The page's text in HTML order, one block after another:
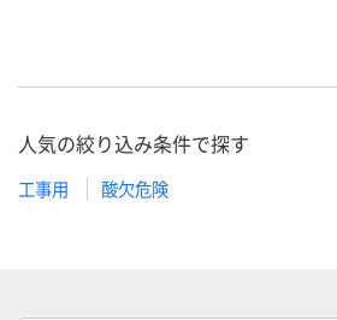
人気の絞り込み条件で探す
工事用 酸欠危険